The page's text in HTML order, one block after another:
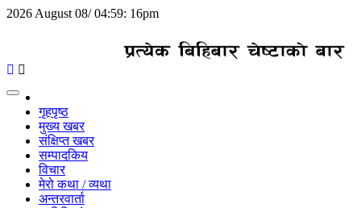
2026 August 08/ 04:59: 16pm
Toggle
navigation
गृहपृष्ठ
मुख्य खबर
संक्षिप्त खबर
सम्पादकिय
विचार
मेरो कथा / व्यथा
अन्तरवार्ता